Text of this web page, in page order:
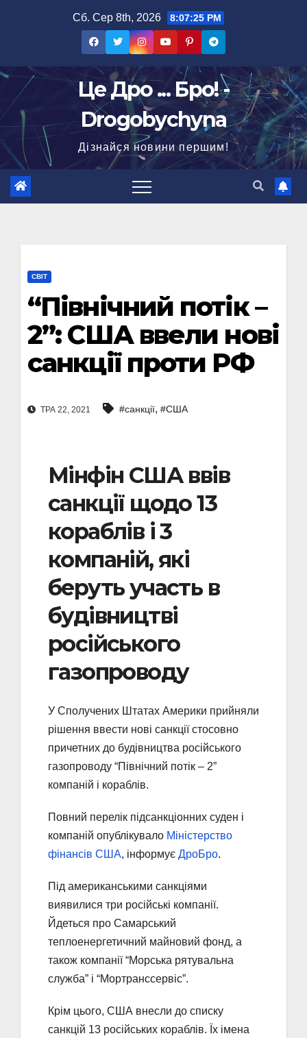
Сб. Сер 8th, 2026 8:07:26 PM
Це Дро ... Бро! -
Drogobychyna
Дізнайся новини першим!
СВІТ
“Північний потік –
2”: США ввели нові
санкції проти РФ
ТРА 22, 2021 #санкції, #США
Мінфін США ввів
санкції щодо 13
кораблів і 3
компаній, які
беруть участь в
будівництві
російського
газопроводу
У Сполучених Штатах Америки прийняли
рішення ввести нові санкції стосовно
причетних до будівництва російського
газопроводу “Північний потік – 2”
компаній і кораблів.
Повний перелік підсанкціонних суден і
компаній опублікувало Міністерство
фінансів США, інформує ДроБро.
Під американськими санкціями
виявилися три російські компанії.
Йдеться про Самарський
теплоенергетичний майновий фонд, а
також компанії “Морська рятувальна
служба” і “Мортранссервіс”.
Крім цього, США внесли до списку
санкцій 13 російських кораблів. Їх імена